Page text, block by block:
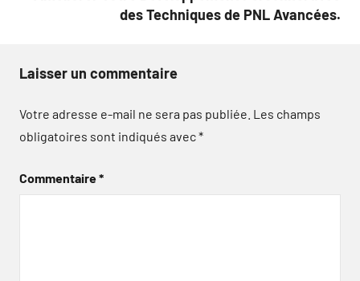
des Techniques de PNL Avancées.
Laisser un commentaire
Votre adresse e-mail ne sera pas publiée. Les champs
obligatoires sont indiqués avec*
Commentaire*